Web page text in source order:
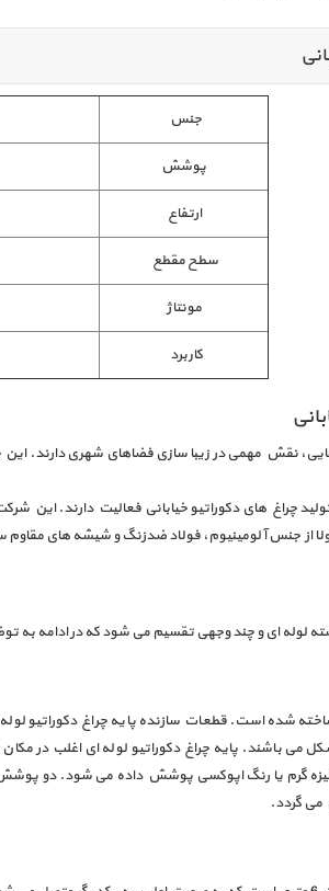
جنس
پوشش
ارتفاع
سطح مقطع
مونتاژ
کاربرد
نقش مهمی در زیبا سازی فضاهای شهری دارند.
چراغ‌ های دکوراتیو خیابانی فعالیت دارند. این
از جنس آلومینیوم، فولاد ضدزنگ و شیشه‌ های
لوله ای و چند وجهی تقسیم می شود که در ادامه به
دکوراتیو لوله ای از قطعات 6 متری ساخته شده است. قطعات
می باشند. پایه چراغ دکوراتیو لوله ای اغلب در
گرم یا رنگ اپوکسی پوشش داده می شود. دو
می گردد.